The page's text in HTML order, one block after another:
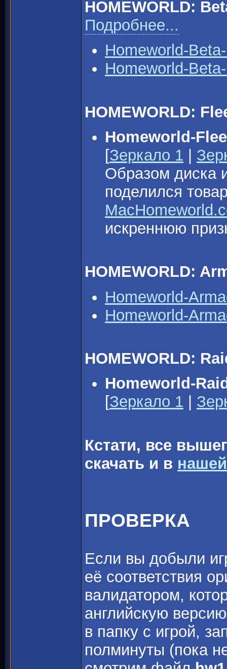
HOMEWORLD:
Подробнее...
Homeworld-
Homeworld-
HOMEWORLD:
Homeworld-
[Зеркало 1
Образом диска
поделился
искреннюю
HOMEWORLD:
Homeworld-
Homeworld-
HOMEWORLD:
Homeworld-
[Зеркало 1
Кстати, все
скачать и в
ПРОВЕРКА
Если вы добыли
её соответствия
валидатором,
английскую
в папку с игрой,
полминуты (пока